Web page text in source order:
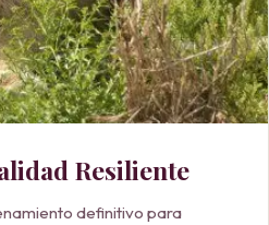
Resiliente
definitivo para